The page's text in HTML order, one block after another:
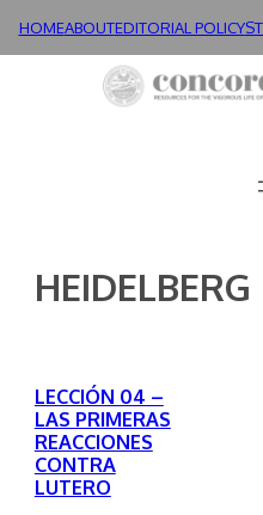
HOMEABOUTEDITORIAL POLICY
HEIDELBERG
LECCIÓN 04 –
LAS PRIMERAS
REACCIONES
CONTRA
LUTERO